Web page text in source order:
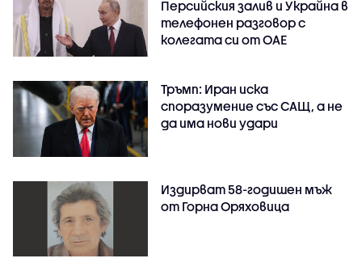
Персийския залив и Украйна в
телефонен разговор с
колегата си от ОАЕ
Тръмп: Иран иска
споразумение със САЩ, а не
да има нови удари
Издирват 58-годишен мъж
от Горна Оряховица